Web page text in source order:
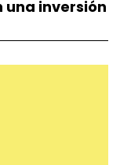
una inversión